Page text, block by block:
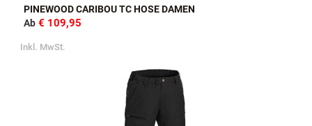
PINEWOOD CARIBOU TC HOSE DAMEN
Ab € 109,95
Inkl. MwSt.